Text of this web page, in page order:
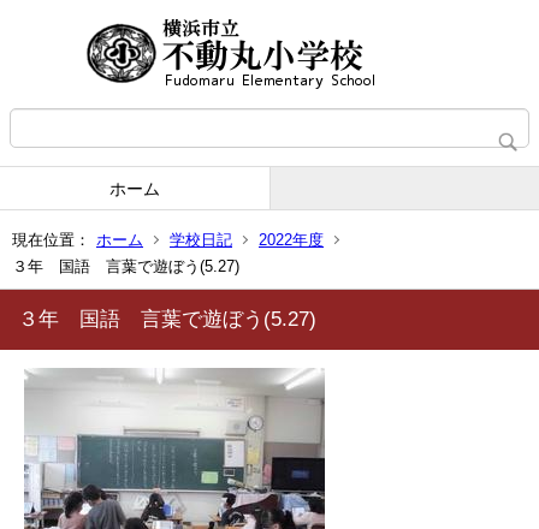
ホーム
現在位置： ホーム 学校日記
2022年度
３年 国語 言葉で遊ぼう(5.27)
３年 国語 言葉で遊ぼう(5.27)